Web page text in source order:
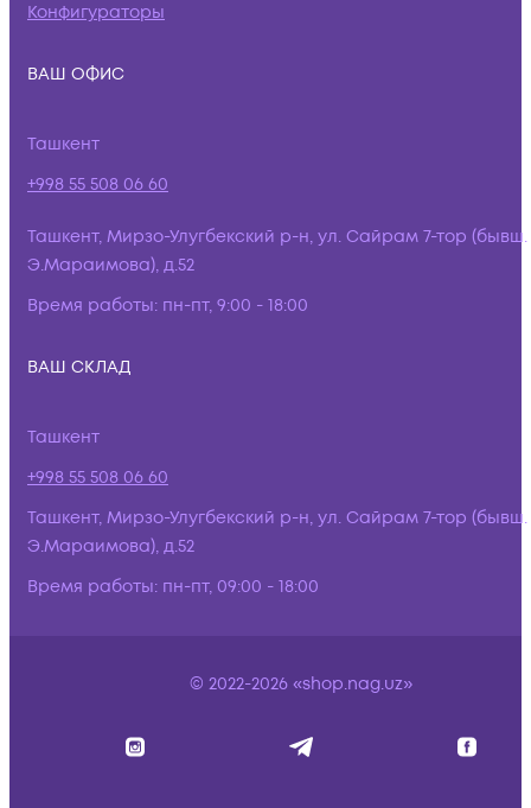
Конфигураторы
ВАШ ОФИС
Ташкент
+998 55 508 06 60
Ташкент, Мирзо-Улугбекский р-н, ул. Сайрам 7-тор (бывш.
Э.Мараимова), д.52
Время работы: пн-пт, 9:00 - 18:00
ВАШ СКЛАД
Ташкент
+998 55 508 06 60
Ташкент, Мирзо-Улугбекский р-н, ул. Сайрам 7-тор (бывш.
Э.Мараимова), д.52
Время работы: пн-пт, 09:00 - 18:00
© 2022-2026 «shop.nag.uz»